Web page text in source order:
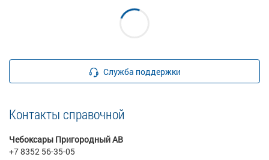
Служба поддержки
Контакты справочной
Чебоксары Пригородный АВ
+7 8352 56-35-05